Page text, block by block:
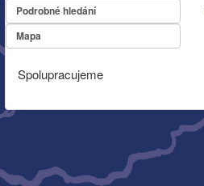
Podrobné hledání
Mapa
Spolupracujeme